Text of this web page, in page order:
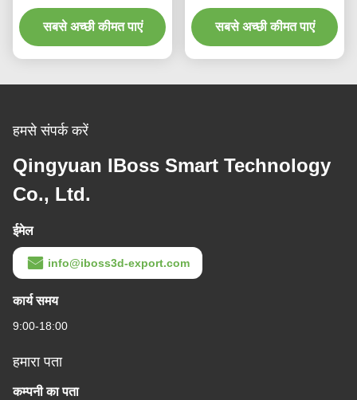
नीला सोना 1.75 मिमी 3 डी
प्रिंटिंग
सबसे अच्छी कीमत पाएं
फिलामेंट अनुकूलित अनुरोध के
साथ
सबसे अच्छी कीमत पाएं
हमसे संपर्क करें
Qingyuan IBoss Smart Technology
Co., Ltd.
ईमेल
info@iboss3d-export.com
कार्य समय
9:00-18:00
हमारा पता
कम्पनी का पता